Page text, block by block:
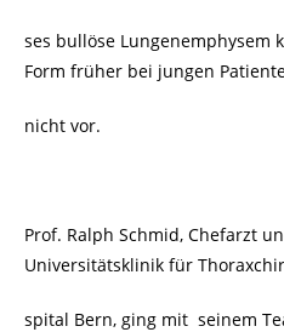
ses bullöse Lungenemphysem
Form früher bei jungen
nicht vor.
Prof. Ralph Schmid, Chefarzt
Universitätsklinik für
spital Bern, ging mit seinem